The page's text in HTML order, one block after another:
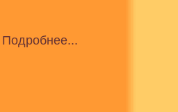
Подробнее...